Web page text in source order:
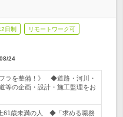
日制 リモートワーク可
24
フラを整備！》 ◆道路・河川・
等の企画・設計・施工監理をお
61歳未満の人 ◆「求める職務